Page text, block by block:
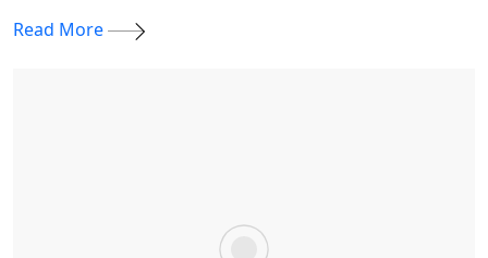
Read More